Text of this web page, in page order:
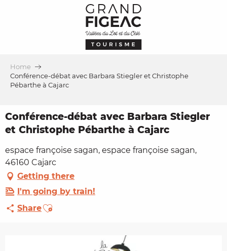
Home
Conférence-débat avec Barbara Stiegler et Christophe
Pébarthe à Cajarc
Conférence-débat avec Barbara Stiegler
et Christophe Pébarthe à Cajarc
espace françoise sagan, espace françoise sagan,
46160 Cajarc
Getting there
I'm going by train!
ShareAjouter aux favoris